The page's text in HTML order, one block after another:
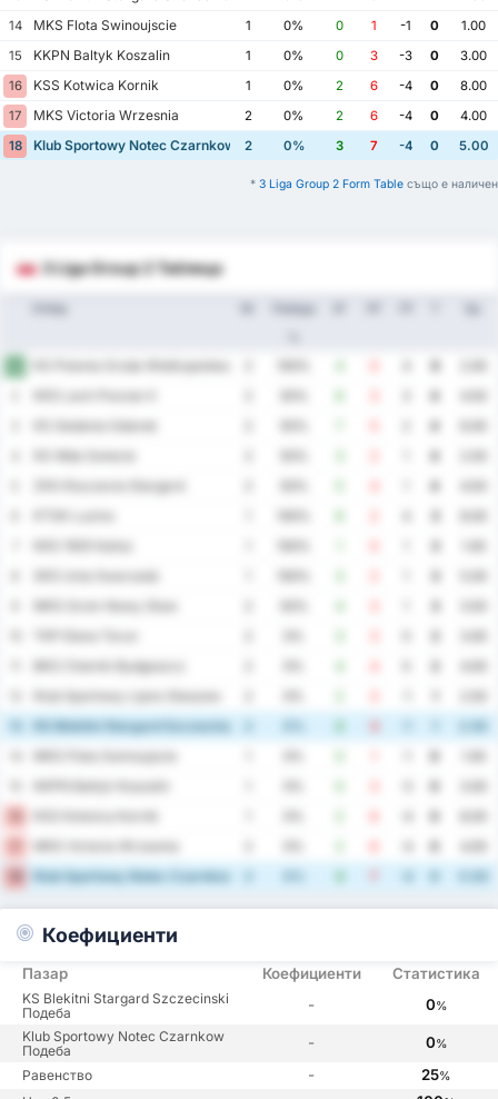
14
MKS Flota Swinoujscie 1 0% 0 1 -1 0
1.00
15
KKPN Baltyk Koszalin 1 0% 0 3 -3 0
3.00
16
KSS Kotwica Kornik 1 0% 2 6 -4 0
8.00
17
MKS Victoria Wrzesnia 2 0% 2 6 -4 0
4.00
18
Klub Sportowy Notec Czarnkow 2 0% 3 7 -4 0 5.00
* 3 Liga Group 2 Form Table също е наличен
3 Liga Group 2 Таблица
ZKS Kluczevia Stargard
BKS Chemik Bydgoszcz
KS Blekitni Stargard Szczecinski
Klub Sportowy Notec Czarnkow
Коефициенти
Пазар Коефициенти Статистика
KS Blekitni Stargard Szczecinski
Подеба
- 0%
Klub Sportowy Notec Czarnkow
Подеба
- 0%
Равенство - 25%